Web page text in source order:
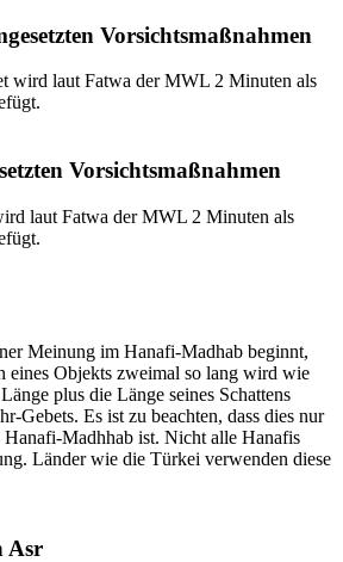
Vorsichtsmaßnahmen
wird laut Fatwa der MWL 2 Minuten als
Vorsichtsmaßnahmen
laut Fatwa der MWL 2 Minuten als
Meinung im Hanafi-Madhab beginnt,
eines Objekts zweimal so lang wird wie
plus die Länge seines Schattens
Gebets. Es ist zu beachten, dass dies nur
Hanafi-Madhhab ist. Nicht alle Hanafis
Länder wie die Türkei verwenden diese
Asr